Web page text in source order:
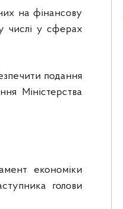
на фінансову
числі у сферах
подання
Міністерства
економіки
голови